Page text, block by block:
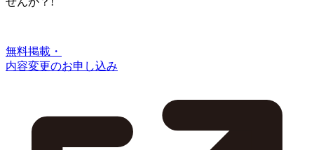
無料掲載・
内容変更のお申し込み